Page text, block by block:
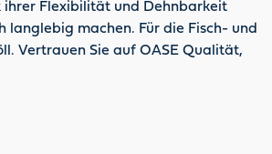
ihrer Flexibilität und Dehnbarkeit
langlebig machen. Für die Fisch- und
Vertrauen Sie auf OASE Qualität,